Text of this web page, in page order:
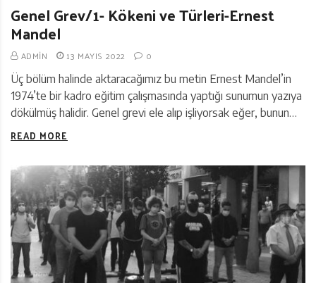
Genel Grev/1- Kökeni ve Türleri-Ernest
Mandel
ADMIN 13 MAYIS 2022 0
Üç bölüm halinde aktaracağımız bu metin Ernest Mandel’in
1974’te bir kadro eğitim çalışmasında yaptığı sunumun yazıya
dökülmüş halidir. Genel grevi ele alıp işliyorsak eğer, bunun…
READ MORE